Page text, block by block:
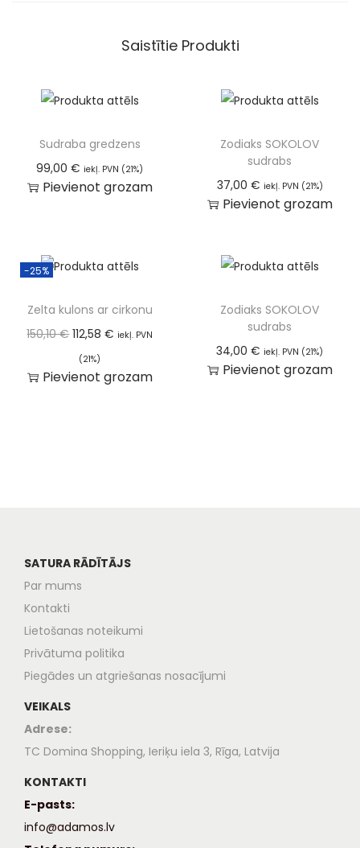
Saistītie Produkti
Sudraba gredzens
99,00€ iekļ. PVN (21%)
Pievienot grozam
Zodiaks SOKOLOV
sudrabs
37,00 € iekļ. PVN (21%)
Pievienot grozam
-25%
Zelta kulons ar cirkonu
150,10€ 112,58€ iekļ. PVN
(21%)
Pievienot grozam
Zodiaks SOKOLOV
sudrabs
34,00€ iekļ. PVN (21%)
Pievienot grozam
SATURA RĀDĪTĀJS
Par mums
Kontakti
Lietošanas noteikumi
Privātuma politika
Piegādes un atgriešanas nosacījumi
VEIKALS
Adrese:
TC Domina Shopping, Ieriķu iela 3, Rīga, Latvija
KONTAKTI
E-pasts:
info@adamos.lv